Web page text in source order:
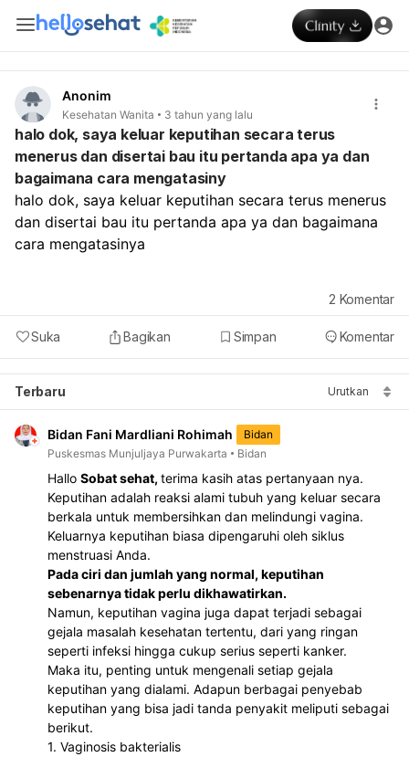
Anonim
Kesehatan Wanita 3 tahun yang lalu
halo dok, saya keluar keputihan secara terus
menerus dan disertai bau itu pertanda apa ya dan
bagaimana cara mengatasiny
halo dok, saya keluar keputihan secara terus menerus
dan disertai bau itu pertanda apa ya dan bagaimana
cara mengatasinya
Suka Bagikan Simpan Komentar
2 Komentar
Terbaru Urutkan
Bidan Fani Mardliani Rohimah
Bidan
Puskesmas Munjuljaya Purwakarta
Bidan
Hallo Sobat sehat, terima kasih atas pertanyaan nya.
Keputihan adalah reaksi alami tubuh yang keluar secara
berkala untuk membersihkan dan melindungi vagina.
Keluarnya keputihan biasa dipengaruhi oleh siklus
menstruasi Anda.
Pada ciri dan jumlah yang normal, keputihan
sebenarnya tidak perlu dikhawatirkan.
Namun, keputihan vagina juga dapat terjadi sebagai
gejala masalah kesehatan tertentu, dari yang ringan
seperti infeksi hingga cukup serius seperti kanker.
Maka itu, penting untuk mengenali setiap gejala
keputihan yang dialami. Adapun berbagai penyebab
keputihan yang bisa jadi tanda penyakit meliputi sebagai
berikut.
1. Vaginosis bakterialis